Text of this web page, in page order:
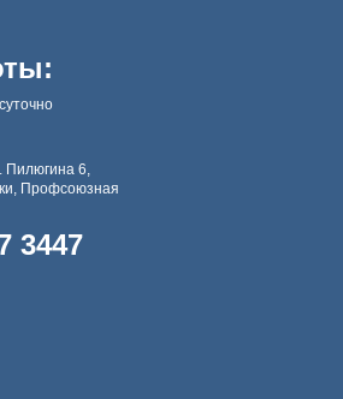
Пилюгина 6,
Профсоюзная
3447